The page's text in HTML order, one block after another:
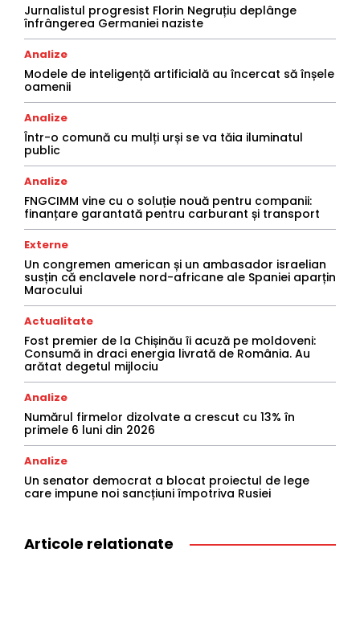
Jurnalistul progresist Florin Negruțiu deplânge
înfrângerea Germaniei naziste
Analize
Modele de inteligență artificială au încercat să înșele
oamenii
Analize
Într-o comună cu mulți urși se va tăia iluminatul
public
Analize
FNGCIMM vine cu o soluție nouă pentru companii:
finanțare garantată pentru carburant și transport
Externe
Un congremen american și un ambasador israelian
susțin că enclavele nord-africane ale Spaniei aparțin
Marocului
Actualitate
Fost premier de la Chișinău îi acuză pe moldoveni:
Consumă in draci energia livrată de România. Au
arătat degetul mijlociu
Analize
Numărul firmelor dizolvate a crescut cu 13% în
primele 6 luni din 2026
Analize
Un senator democrat a blocat proiectul de lege
care impune noi sancțiuni împotriva Rusiei
Articole relationate